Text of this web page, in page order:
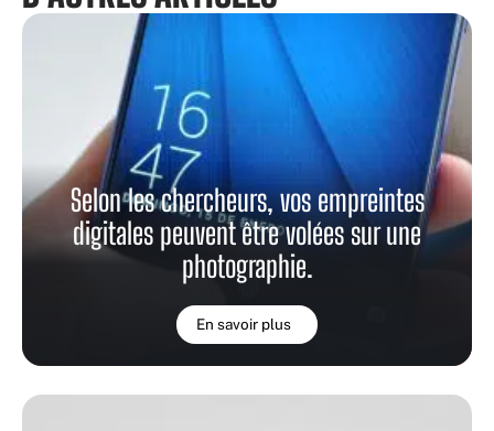
Selon les chercheurs, vos empreintes
digitales peuvent être volées sur une
photographie.
En savoir plus